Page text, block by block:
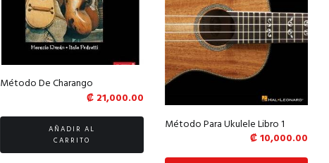
Método De Charango
₡21,000.00
AÑADIR AL
CARRITO
Método Para Ukulele Libro 1
₡10,000.00